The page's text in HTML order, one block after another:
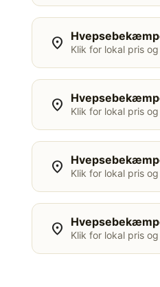
location_on Klik for lokal pris
location_on Klik for lokal pris
location_on Klik for lokal pris
location_on Klik for lokal pris